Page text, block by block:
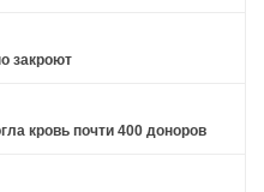
закроют
кровь почти 400 доноров